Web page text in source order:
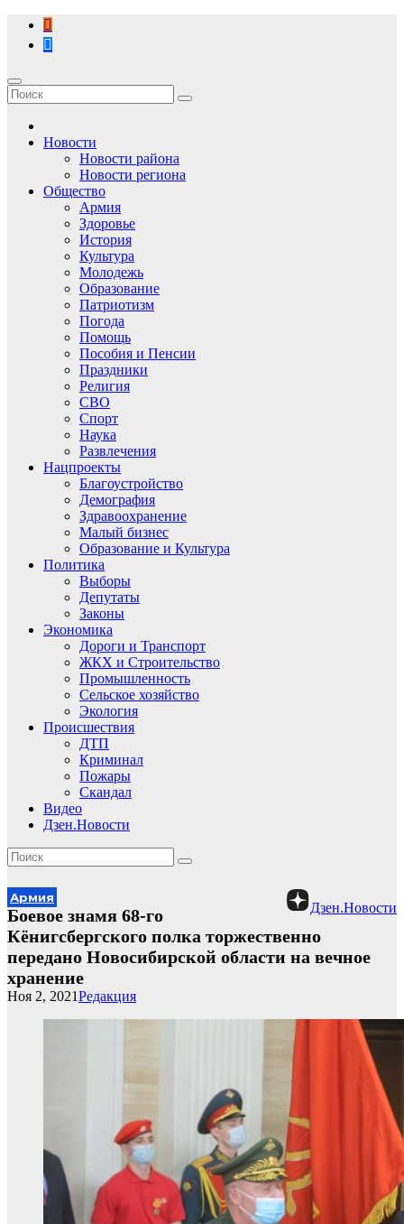
Перейти
содержимому
Новости
Новости района
Новости региона
Общество
Армия
Здоровье
История
Культура
Молодежь
Образование
Патриотизм
Погода
Помощь
Пособия и Пенсии
Праздники
Религия
СВО
Спорт
Наука
Развлечения
Нацпроекты
Благоустройство
Демография
Здравоохранение
Малый бизнес
Образование и Культура
Политика
Выборы
Депутаты
Законы
Экономика
Дороги и Транспорт
ЖКХ и Строительство
Промышленность
Сельское хозяйство
Экология
Происшествия
ДТП
Криминал
Пожары
Скандал
Видео
Дзен.Новости
Дзен.Новости
Армия
Боевое знамя 68-го
Кёнигсбергского полка торжественно
передано Новосибирской области на вечное
хранение
Редакция
Ноя 2, 2021